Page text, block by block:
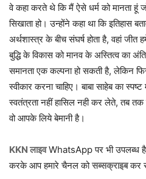
वे कहा करते थे कि मैं ऐसे धर्म को मानता हूं
सिखाता हो। उन्होंने कहा था कि इतिहास
अर्थशास्त्र के बीच संघर्ष होता है, वहां जीत
बुद्धि के विकास को मानव के अस्तित्व का
समानता एक कल्पना हो सकती है, लेकिन
स्वीकार करना चाहिए। बाबा साहेब का
स्वतंत्रता नहीं हासिल नही कर लेते, तब
वो आपके लिये बेमानी है।
KKN लाइवWhatsApp पर भी उपलब्ध
करके आप हमारे चैनल कोसब्सक्राइबकर